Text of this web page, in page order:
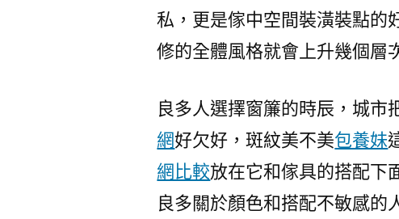
私，更是傢中空間裝潢裝點的
修的全體風格就會上升幾個層
良多人選擇窗簾的時辰，城市
網好欠好，斑紋美不美包養妹
網比較放在它和傢具的搭配下
良多關於顏色和搭配不敏感的